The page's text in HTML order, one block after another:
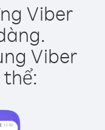
Viber
Viber